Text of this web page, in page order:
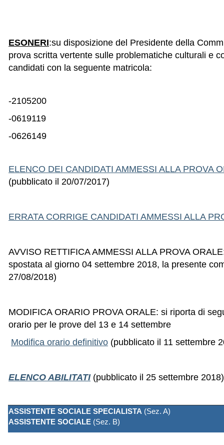
ESONERI:su disposizione del Presidente della
prova scritta vertente sulle problematiche culturali e
candidati con la seguente matricola:
-2105200
-0619119
-0626149
ELENCO DEI CANDIDATI AMMESSI ALLA PROVA
(pubblicato il 20/07/2017)
ERRATA CORRIGE CANDIDATI AMMESSI ALLA
AVVISO RETTIFICA AMMESSI ALLA PROVA
spostata al giorno 04 settembre 2018, la presente
27/08/2018)
MODIFICA ORARIO PROVA ORALE: si riporta di
orario per le prove del 13 e 14 settembre
Modifica orario definitivo (pubblicato il 11 settembre
ELENCO ABILITATI(pubblicato il 25 settembre 2018)
ASSISTENTE SOCIALE SPECIALISTA (Sez. A)
ASSISTENTE SOCIALE (Sez. B)